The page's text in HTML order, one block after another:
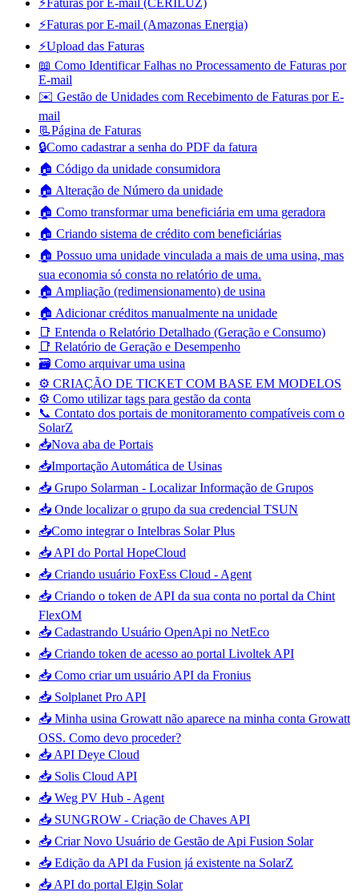
⚡Faturas por E-mail (CERILUZ)
⚡Faturas por E-mail (Amazonas Energia)
⚡Upload das Faturas
📖 Como Identificar Falhas no Processamento de Faturas por
E-mail
✉️ Gestão de Unidades com Recebimento de Faturas por E-
mail
📃Página de Faturas
🔒Como cadastrar a senha do PDF da fatura
🏠 Código da unidade consumidora
🏠 Alteração de Número da unidade
🏠 Como transformar uma beneficiária em uma geradora
🏠 Criando sistema de crédito com beneficiárias
🏠 Possuo uma unidade vinculada a mais de uma usina, mas
sua economia só consta no relatório de uma.
🏠 Ampliação (redimensionamento) de usina
🏠 Adicionar créditos manualmente na unidade
📑 Entenda o Relatório Detalhado (Geração e Consumo)
📑 Relatório de Geração e Desempenho
🗃️ Como arquivar uma usina
⚙️ CRIAÇÃO DE TICKET COM BASE EM MODELOS
⚙️ Como utilizar tags para gestão da conta
📞 Contato dos portais de monitoramento compatíveis com o
SolarZ
📥Nova aba de Portais
📥Importação Automática de Usinas
📥 Grupo Solarman - Localizar Informação de Grupos
📥 Onde localizar o grupo da sua credencial TSUN
📥Como integrar o Intelbras Solar Plus
📥 API do Portal HopeCloud
📥 Criando usuário FoxEss Cloud - Agent
📥 Criando o token de API da sua conta no portal da Chint
FlexOM
📥 Cadastrando Usuário OpenApi no NetEco
📥 Criando token de acesso ao portal Livoltek API
📥 Como criar um usuário API da Fronius
📥 Solplanet Pro API
📥 Minha usina Growatt não aparece na minha conta Growatt
OSS. Como devo proceder?
📥 API Deye Cloud
📥 Solis Cloud API
📥 Weg PV Hub - Agent
📥 SUNGROW - Criação de Chaves API
📥 Criar Novo Usuário de Gestão de Api Fusion Solar
📥 Edição da API da Fusion já existente na SolarZ
📥 API do portal Elgin Solar